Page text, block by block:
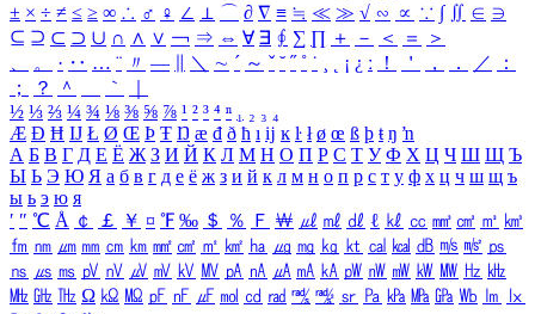
± × ÷ ≠ ≤ ≥ ∞ ∴ ♂ ♀ ∠ ⊥ ⌒ ∂ ∇ ≡ ≒ ≪ ≫ √ ∽ ∝ ∵ ∫ ∬ ∈ ∋
⊆ ⊇ ⊂ ⊃ ∪ ∩ ∧ ∨ ￢ ⇒ ⇔ ∀ ∃ ∮ ∑ ∏ ＋ － ＜ ＝
＞
、
。 · ‥ … ¨ 〃 ― ＼ ∼ ´ ～ ˇ ˘ ˝ ˚ ˙ ¸ ¡ ¿ ː ！ ＇ ， ． ／
：
；
？ ＾ ｀
½ ⅓ ⅔ ¼ ¾ ⅛ ⅜ ⅝ ⅞ ¹ ² ³ ⁴ ⁿ ₁ ₂ ₃ ₄
Æ Ð Ħ Ĳ Ł Ø Œ Þ Ŧ Ŋ æ đ ð ħ ı ĳ ĸ ŀ ł ø œ ß þ ŧ ŋ ŉ
А Б В Г Д Е Ё Ж З И Й К Л М Н О П Р С Т У Ф Х Ц Ч Ш Щ Ъ
Ы Ь Э Ю Я а б в г д е ё ж з и й к л м н о п р с т у ф х ц ч ш щ ъ
ы ь э ю я
′ ″ ℃ Å ￠ ￡ ￥ ¤ ℉ ‰ ＄ ％ Ｆ ￦ ㎕ ㎖ ㎗ ℓ ㎘ ㏄ ㎣ ㎤ ㎥ ㎦
㎙ ㎚ ㎛ ㎜ ㎝ ㎞ ㎟ ㎠ ㎡ ㎢ ㏊ ㎍ ㎎ ㎏ ㏏ ㎈ ㎉ ㏈ ㎧ ㎨ ㎰
㎱ ㎲ ㎳ ㎴ ㎵ ㎶ ㎷ ㎸ ㎹ ㎀ ㎁ ㎂ ㎃ ㎄ ㎺ ㎻ ㎽ ㎾ ㎿ ㎐ ㎑
㎒ ㎓ ㎔ Ω ㏀ ㏁ ㎊ ㎋ ㎌ ㏖ ㏅ ㎭ ㎮ ㎯ ㏛ ㎩ ㎪ ㎫ ㎬ ㏝ ㏐
㏓